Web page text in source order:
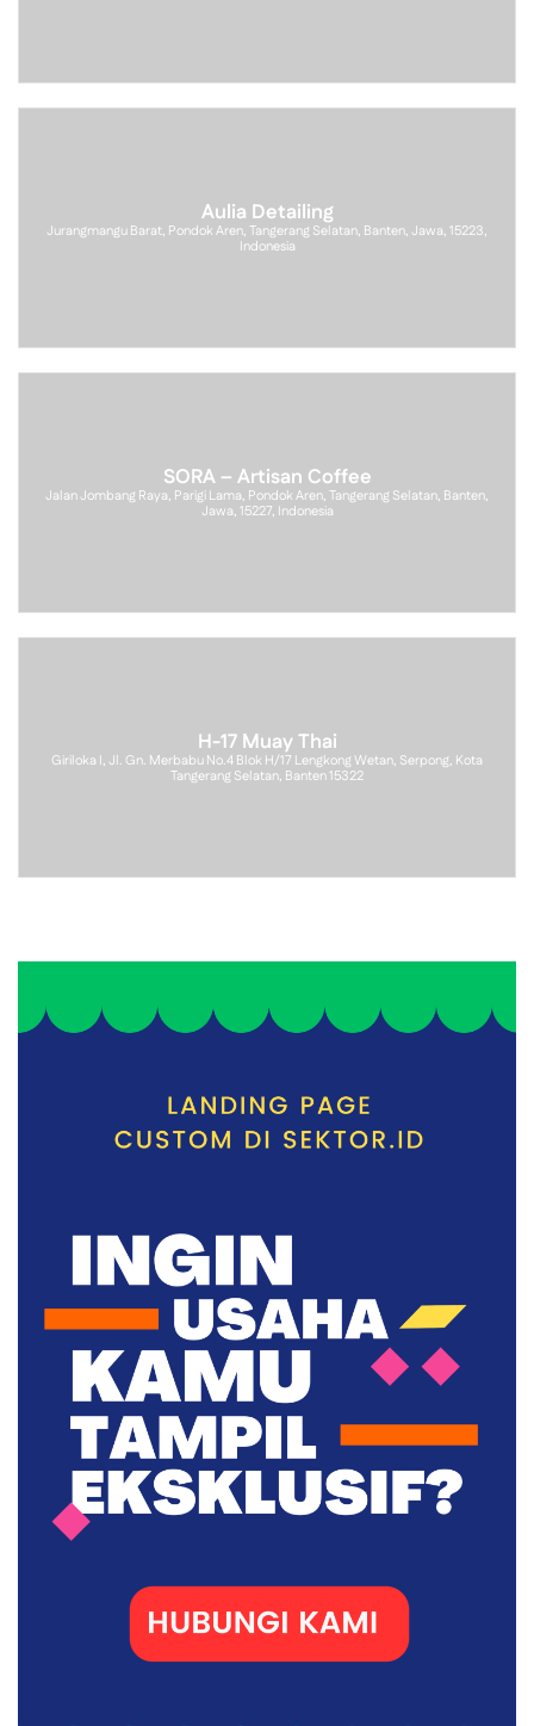
Aulia Detailing
Jurangmangu Barat, Pondok Aren, Tangerang Selatan, Banten, Jawa, 15223,
Indonesia
SORA – Artisan Coffee
Jalan Jombang Raya, Parigi Lama, Pondok Aren, Tangerang Selatan, Banten,
Jawa, 15227, Indonesia
H-17 Muay Thai
Giriloka I, Jl. Gn. Merbabu No.4 Blok H/17 Lengkong Wetan, Serpong, Kota
Tangerang Selatan, Banten 15322